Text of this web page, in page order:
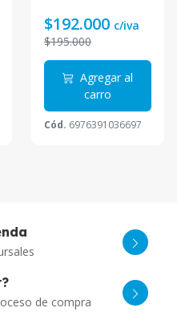
$192.000 c/iva
$195.000
Agregar al
carro
Cód. 6976391036697
de compra